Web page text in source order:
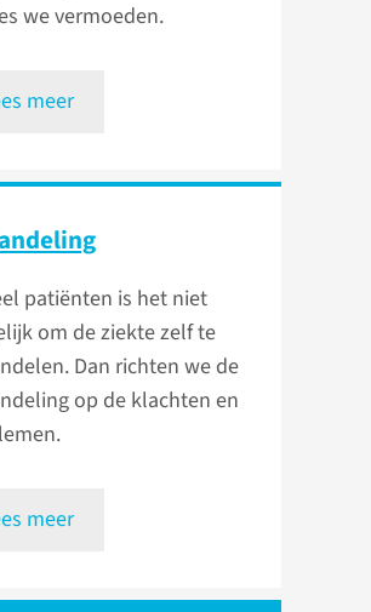
we vermoeden.
meer
patiënten is het niet
om de ziekte zelf te
Dan richten we de
op de klachten en
meer